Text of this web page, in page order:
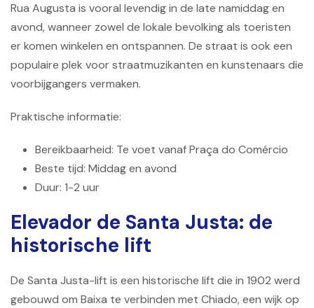
Rua Augusta is vooral levendig in de late namiddag en
avond, wanneer zowel de lokale bevolking als toeristen
er komen winkelen en ontspannen. De straat is ook een
populaire plek voor straatmuzikanten en kunstenaars die
voorbijgangers vermaken.
Praktische informatie:
Bereikbaarheid: Te voet vanaf Praça do Comércio
Beste tijd: Middag en avond
Duur: 1-2 uur
Elevador de Santa Justa: de
historische lift
De Santa Justa-lift is een historische lift die in 1902 werd
gebouwd om Baixa te verbinden met Chiado, een wijk op